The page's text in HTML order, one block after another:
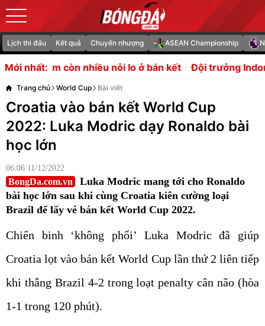
Lịch thi đấu Kết quả Chuyển nhượng ASEAN Championship
Mới nhất:
nỗi lo ở bán kết Đội trưởng Indonesia: "Tôi xin lỗi"
Trang chủ World Cup Bài viết
Croatia vào bán kết World Cup
2022: Luka Modric dạy Ronaldo bài
học lớn
06:06 11/12/2022
BongDa.com.vn
Luka Modric mang tới cho Ronaldo
bài học lớn sau khi cùng Croatia kiên cường loại
Brazil để lấy vé bán kết World Cup 2022.
Chiến binh ‘không phổi’ Luka Modric đã giúp
Croatia lọt vào bán kết World Cup lần thứ 2 liên tiếp
khi thắng Brazil 4-2 trong loạt penalty cân não (hòa
1-1 trong 120 phút).